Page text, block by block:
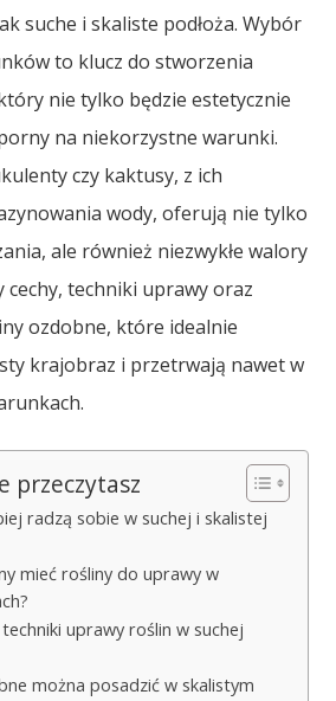
suche i skaliste podłoża. Wybór
to klucz do stworzenia
nie tylko będzie estetycznie
na niekorzystne warunki.
czy kaktusy, z ich
wody, oferują nie tylko
ale również niezwykłe walory
cechy, techniki uprawy oraz
ozdobne, które idealnie
krajobraz i przetrwają nawet w
przeczytasz
radzą sobie w suchej i skalistej
mieć rośliny do uprawy w
techniki uprawy roślin w suchej
można posadzić w skalistym